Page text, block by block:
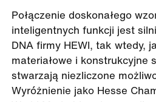
Połączenie doskonałego
inteligentnych funkcji jest
DNA firmy HEWI, tak wtedy,
materiałowe i konstrukcyjne
stwarzają niezliczone
Wyróżnienie jako Hesse